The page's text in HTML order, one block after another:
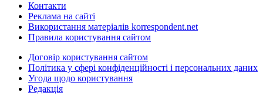
Контакти
Реклама на сайті
Використання матеріалів korrespondent.net
Правила користування сайтом
Договір користування сайтом
Політика у сфері конфіденційності і персональних даних
Угода щодо користування
Редакція